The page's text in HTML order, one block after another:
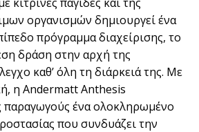
οργανισμών δημιουργεί ένα
πρόγραμμα διαχείρισης, το
δράση στην αρχή της
καθ’ όλη τη διάρκειά της. Με
η Andermatt Anthesis
παραγωγούς ένα ολοκληρωμένο
που συνδυάζει την